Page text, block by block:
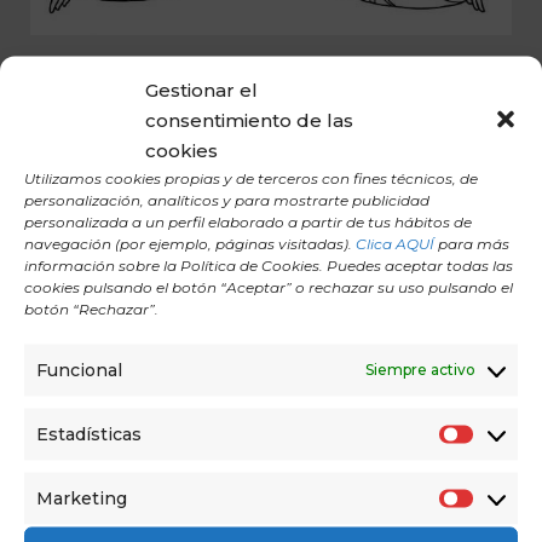
Gestionar el
consentimiento de las
cookies
Utilizamos cookies propias y de terceros con fines técnicos, de
personalización, analíticos y para mostrarte publicidad
personalizada a un perfil elaborado a partir de tus hábitos de
navegación (por ejemplo, páginas visitadas). Clica AQUÍpara más
información sobre la Política de Cookies. Puedes aceptar todas las
cookies pulsando el botón “Aceptar” o rechazar su uso pulsando el
botón “Rechazar”.
Funcional Siempre activo
Estadísticas
Marketing
Los Nadis son canales sutiles por donde circula el
Prana, la energía vital que mantiene y activa el
cuerpo.